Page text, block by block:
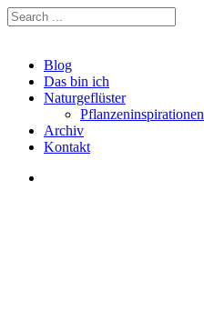
Blog
Das bin ich
Naturgeflüster
Pflanzeninspirationen
Archiv
Kontakt